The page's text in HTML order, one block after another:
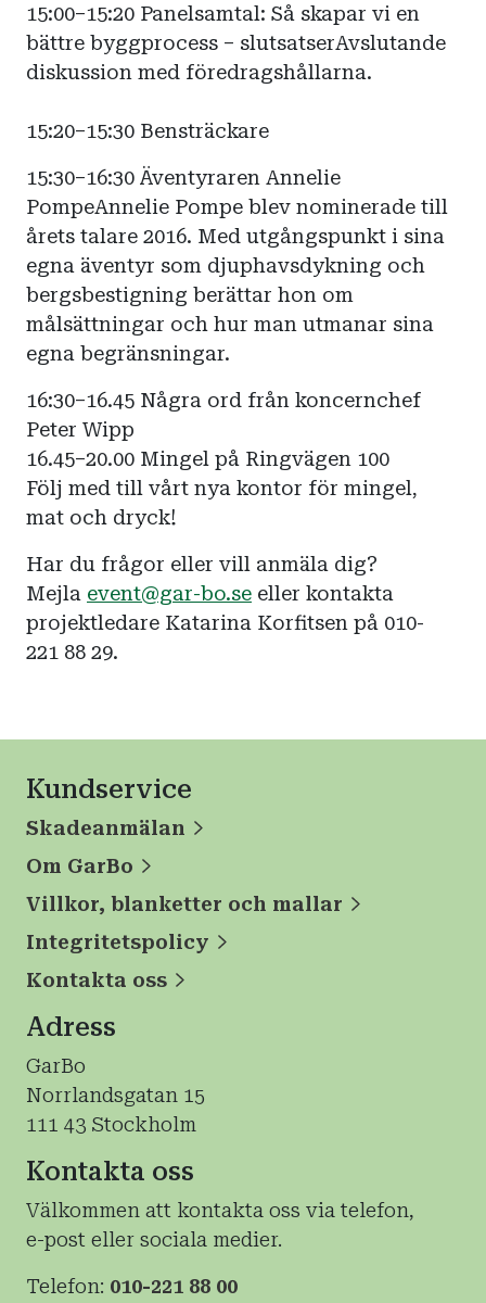
15:00–15:20 Panelsamtal: Så skapar vi en
bättre byggprocess – slutsatserAvslutande
diskussion med föredragshållarna.
15:20–15:30 Bensträckare
15:30–16:30 Äventyraren Annelie
PompeAnnelie Pompe blev nominerade till
årets talare 2016. Med utgångspunkt i sina
egna äventyr som djuphavsdykning och
bergsbestigning berättar hon om
målsättningar och hur man utmanar sina
egna begränsningar.
16:30–16.45 Några ord från koncernchef
Peter Wipp
16.45–20.00 Mingel på Ringvägen 100
Följ med till vårt nya kontor för mingel,
mat och dryck!
Har du frågor eller vill anmäla dig?
Mejla event@gar-bo.se eller kontakta
projektledare Katarina Korfitsen på 010-
221 88 29.
Kundservice
Skadeanmälan
Om GarBo
Villkor, blanketter och mallar
Integritetspolicy
Kontakta oss
Adress
GarBo
Norrlandsgatan 15
111 43 Stockholm
Kontakta oss
Välkommen att kontakta oss via telefon,
e-post eller sociala medier.
Telefon: 010-221 88 00